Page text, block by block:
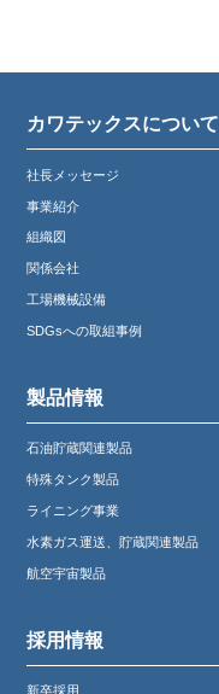
カワテックスについて
社長メッセージ
事業紹介
組織図
関係会社
工場機械設備
SDGsへの取組事例
製品情報
石油貯蔵関連製品
特殊タンク製品
ライニング事業
水素ガス運送、貯蔵関連製品
航空宇宙製品
採用情報
新卒採用